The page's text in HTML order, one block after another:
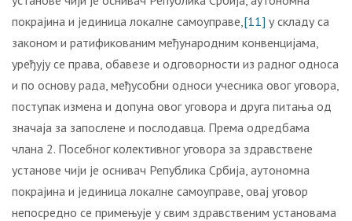
покрајина и јединица локалне самоуправе,[11] у складу са
законом и ратификованим међународним конвенцијама,
уређују се права, обавезе и одговорности из радног односа
и по основу рада, међусобни односи учесника овог уговора,
поступак измена и допуна овог уговора и друга питања од
значаја за запослене и послодавца. Према одредбама
члана 2. Посебног колективног уговора за здравствене
установе чији је оснивач Република Србија, аутономна
покрајина и јединица локалне самоуправе, oвај уговор
непосредно се примењује у свим здравственим установама